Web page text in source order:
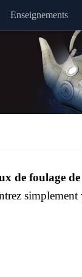
Enseignements
de fou­lage
sim­ple­ment